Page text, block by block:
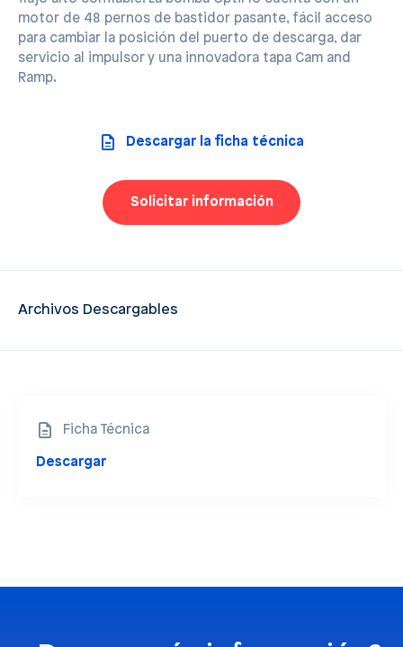
motor de 48 pernos de bastidor pasante, fácil acceso
para cambiar la posición del puerto de descarga, dar
servicio al impulsor y una innovadora tapa Cam and
Ramp.
Descargar la ficha técnica
Solicitar información
Archivos Descargables
Ficha Técnica
Descargar